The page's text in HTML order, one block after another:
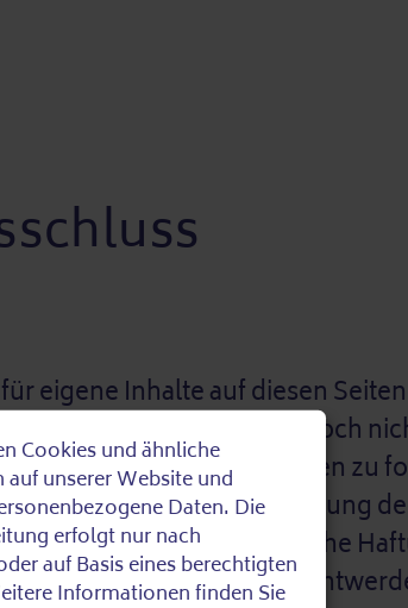
eigene Inhalte auf diesen
wir als Diensteanbieter jedoch
oder nach Umständen zu
Entfernung oder Sperrung
Eine diesbezügliche
möglich. Bei
Cookies und ähnliche
unserer Website und
Daten. Die
erfolgt nur nach
auf Basis eines berechtigten
Informationen finden Sie